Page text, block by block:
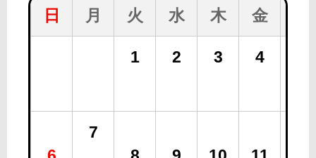
日 月 火 水 木 金
1 2 3 4
7